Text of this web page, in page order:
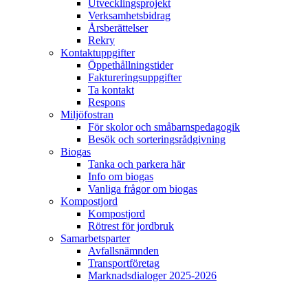
Utvecklingsprojekt
Verksamhetsbidrag
Årsberättelser
Rekry
Kontaktuppgifter
Öppethållningstider
Faktureringsuppgifter
Ta kontakt
Respons
Miljöfostran
För skolor och småbarnspedagogik
Besök och sorteringsrådgivning
Biogas
Tanka och parkera här
Info om biogas
Vanliga frågor om biogas
Kompostjord
Kompostjord
Rötrest för jordbruk
Samarbetsparter
Avfallsnämnden
Transportföretag
Marknadsdialoger 2025-2026